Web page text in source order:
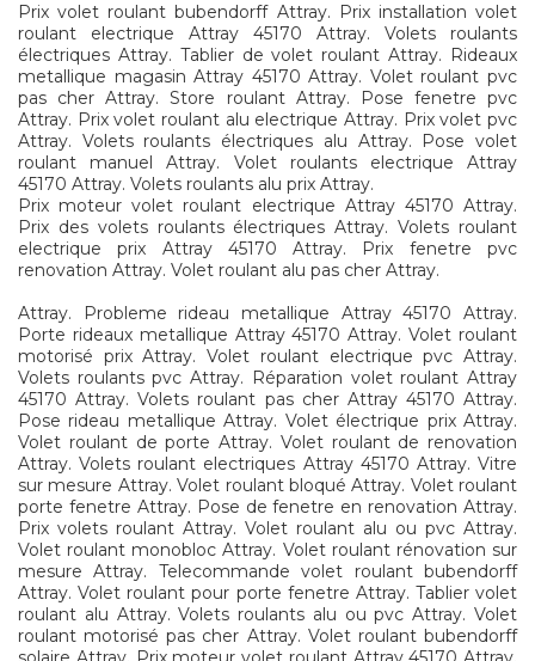
Prix volet roulant bubendorff Attray. Prix installation volet
roulant electrique Attray 45170 Attray. Volets roulants
électriques Attray. Tablier de volet roulant Attray. Rideaux
metallique magasin Attray 45170 Attray. Volet roulant pvc
pas cher Attray. Store roulant Attray. Pose fenetre pvc
Attray. Prix volet roulant alu electrique Attray. Prix volet pvc
Attray. Volets roulants électriques alu Attray. Pose volet
roulant manuel Attray. Volet roulants electrique Attray
45170 Attray. Volets roulants alu prix Attray.
Prix moteur volet roulant electrique Attray 45170 Attray.
Prix des volets roulants électriques Attray. Volets roulant
electrique prix Attray 45170 Attray. Prix fenetre pvc
renovation Attray. Volet roulant alu pas cher Attray.
Attray. Probleme rideau metallique Attray 45170 Attray.
Porte rideaux metallique Attray 45170 Attray. Volet roulant
motorisé prix Attray. Volet roulant electrique pvc Attray.
Volets roulants pvc Attray. Réparation volet roulant Attray
45170 Attray. Volets roulant pas cher Attray 45170 Attray.
Pose rideau metallique Attray. Volet électrique prix Attray.
Volet roulant de porte Attray. Volet roulant de renovation
Attray. Volets roulant electriques Attray 45170 Attray. Vitre
sur mesure Attray. Volet roulant bloqué Attray. Volet roulant
porte fenetre Attray. Pose de fenetre en renovation Attray.
Prix volets roulant Attray. Volet roulant alu ou pvc Attray.
Volet roulant monobloc Attray. Volet roulant rénovation sur
mesure Attray. Telecommande volet roulant bubendorff
Attray. Volet roulant pour porte fenetre Attray. Tablier volet
roulant alu Attray. Volets roulants alu ou pvc Attray. Volet
roulant motorisé pas cher Attray. Volet roulant bubendorff